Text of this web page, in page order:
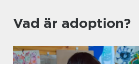
Vad är adoption?